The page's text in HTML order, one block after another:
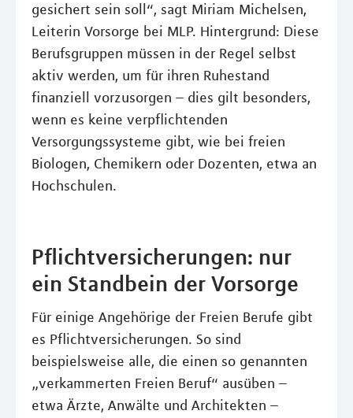
gesichert sein soll“, sagt Miriam Michelsen,
Leiterin Vorsorge bei MLP. Hintergrund: Diese
Berufsgruppen müssen in der Regel selbst
aktiv werden, um für ihren Ruhestand
finanziell vorzusorgen – dies gilt besonders,
wenn es keine verpflichtenden
Versorgungssysteme gibt, wie bei freien
Biologen, Chemikern oder Dozenten, etwa an
Hochschulen.
Pflichtversicherungen: nur
ein Standbein der Vorsorge
Für einige Angehörige der Freien Berufe gibt
es Pflichtversicherungen. So sind
beispielsweise alle, die einen so genannten
„verkammerten Freien Beruf“ ausüben –
etwa Ärzte, Anwälte und Architekten –